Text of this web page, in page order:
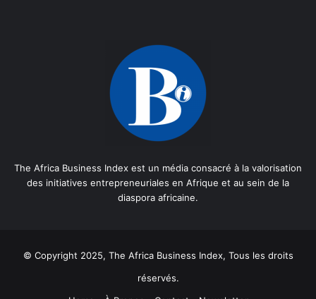
The Africa Business Index est un média consacré à la valorisation
des initiatives entrepreneuriales en Afrique et au sein de la
diaspora africaine.
© Copyright 2025, The Africa Business Index, Tous les droits
réservés.